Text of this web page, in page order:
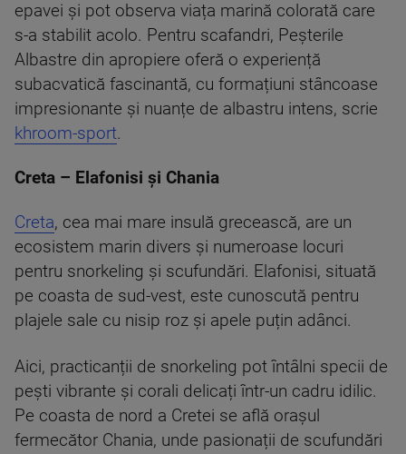
epavei și pot observa viața marină colorată care
s-a stabilit acolo. Pentru scafandri, Peșterile
Albastre din apropiere oferă o experiență
subacvatică fascinantă, cu formațiuni stâncoase
impresionante și nuanțe de albastru intens, scrie
khroom-sport.
Creta – Elafonisi și Chania
Creta, cea mai mare insulă grecească, are un
ecosistem marin divers și numeroase locuri
pentru snorkeling și scufundări. Elafonisi, situată
pe coasta de sud-vest, este cunoscută pentru
plajele sale cu nisip roz și apele puțin adânci.
Aici, practicanții de snorkeling pot întâlni specii de
pești vibrante și corali delicați într-un cadru idilic.
Pe coasta de nord a Cretei se află orașul
fermecător Chania, unde pasionații de scufundări